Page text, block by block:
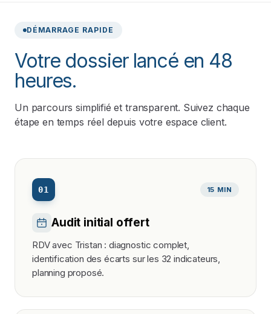
DÉMARRAGE RAPIDE
Votre dossier lancé en 48
heures.
Un parcours simplifié et transparent. Suivez chaque
étape en temps réel depuis votre espace client.
01 15 MIN
Audit initial offert
RDV avec Tristan : diagnostic complet,
identification des écarts sur les 32 indicateurs,
planning proposé.